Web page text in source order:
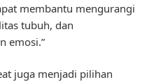
membantu mengurangi
tubuh, dan
emosi.”
juga menjadi pilihan